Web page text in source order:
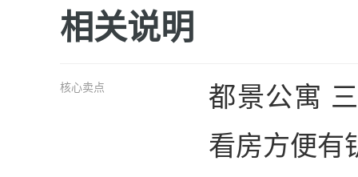
相关说明
核心卖点
都景公寓
看房方便有